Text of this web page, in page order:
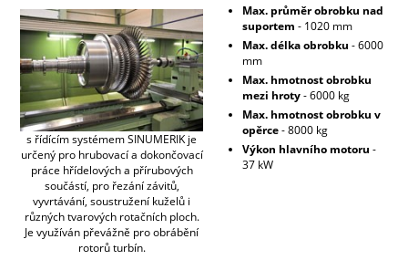
s řídícím systémem SINUMERIK je
určený pro hrubovací a dokončovací
práce hřídelových a přírubových
součástí, pro řezání závitů,
vyvrtávání, soustružení kuželů i
různých tvarových rotačních ploch.
Je využíván převážně pro obrábění
rotorů turbín.
Max. průměr obrobku nad
suportem - 1020 mm
Max. délka obrobku - 6000
mm
Max. hmotnost obrobku
mezi hroty- 6000 kg
Max. hmotnost obrobku v
opěrce- 8000 kg
Výkon hlavního motoru -
37 kW